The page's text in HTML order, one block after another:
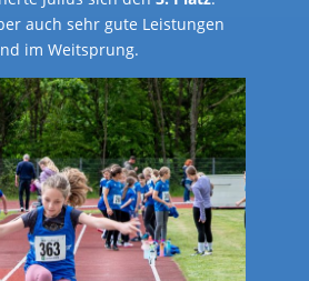
auch sehr gute Leistungen
im Weitsprung.